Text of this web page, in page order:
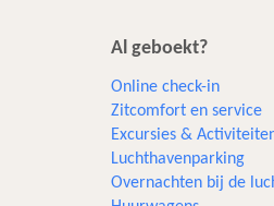
Al geboekt?
Online check-in
Zitcomfort en service
Excursies &
Luchthavenparking
Overnachten bij de